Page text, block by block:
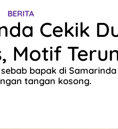
BERITA
Cekik
Motif
bapak di
tangan kosong.